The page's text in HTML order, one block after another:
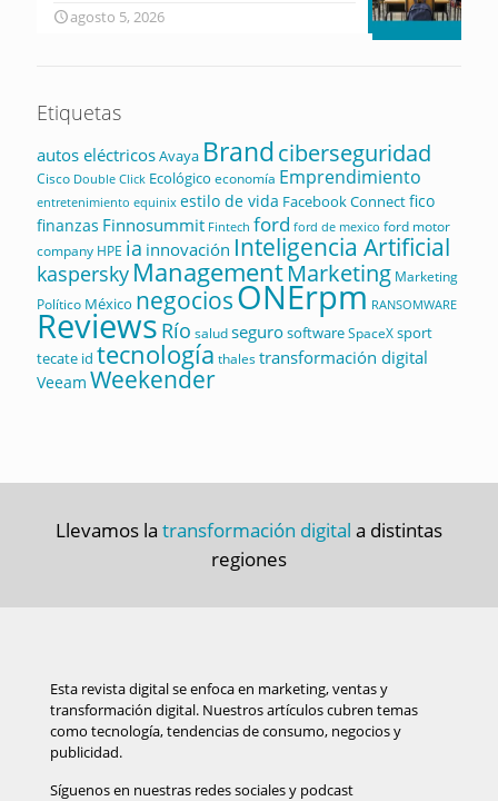
agosto 5, 2026
Etiquetas
autos eléctricosAvaya Brandciberseguridad
Cisco Double Click Ecológico economía Emprendimiento
entretenimiento equinix estilo de vida Facebook Connectfico
finanzas Finnosummit Fintech ford ford de mexico ford motor
company HPE ia innovación Inteligencia Artificial
kaspersky ManagementMarketing Marketing
Político México negociosONErpm RANSOMWARE
Reviews Río saludsegurosoftwareSpaceXsport
tecate id tecnología thalestransformación digital
Veeam Weekender
Llevamos la transformación digital a distintas
regiones
Esta revista digital se enfoca en marketing, ventas y
transformación digital. Nuestros artículos cubren temas
como tecnología, tendencias de consumo, negocios y
publicidad.
Síguenos en nuestras redes sociales y podcast